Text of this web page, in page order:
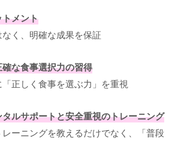
メント
く、明確な成果を保証
な食事選択力の習得
正しく食事を選ぶ力」を重視
ルサポートと安全重視のトレーニング
ーニングを教えるだけでなく、「普段